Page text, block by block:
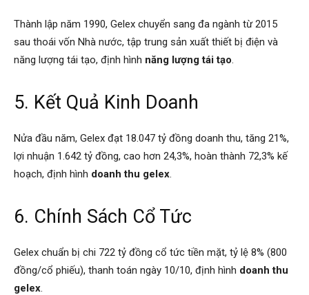
Thành lập năm 1990, Gelex chuyển sang đa ngành từ 2015
sau thoái vốn Nhà nước, tập trung sản xuất thiết bị điện và
năng lượng tái tạo, định hình năng lượng tái tạo.
5. Kết Quả Kinh Doanh
Nửa đầu năm, Gelex đạt 18.047 tỷ đồng doanh thu, tăng 21%,
lợi nhuận 1.642 tỷ đồng, cao hơn 24,3%, hoàn thành 72,3% kế
hoạch, định hình doanh thu gelex.
6. Chính Sách Cổ Tức
Gelex chuẩn bị chi 722 tỷ đồng cổ tức tiền mặt, tỷ lệ 8% (800
đồng/cổ phiếu), thanh toán ngày 10/10, định hình doanh thu
gelex.